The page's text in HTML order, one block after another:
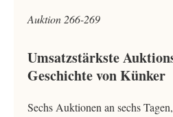
Auktion 266-269
Umsatzstärkste
Geschichte von Künker
Sechs Auktionen an sechs